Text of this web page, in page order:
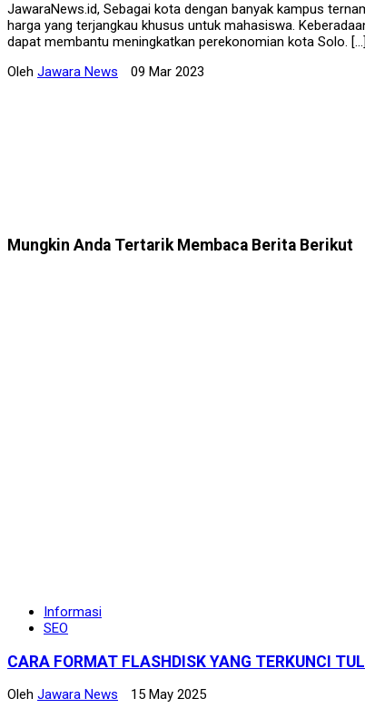
JawaraNews.id, Sebagai kota dengan banyak kampus
harga yang terjangkau khusus untuk mahasiswa.
dapat membantu meningkatkan perekonomian kota Solo. […]
Oleh Jawara News 09 Mar 2023
Mungkin Anda Tertarik Membaca Berita Berikut
Informasi
SEO
CARA FORMAT FLASHDISK YANG TERKUNCI
Oleh Jawara News 15 May 2025